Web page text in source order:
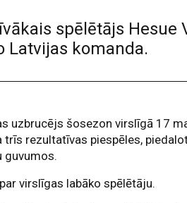
spēlētājs Hesue
Latvijas komanda.
uzbrucējs šosezon virslīgā 17
trīs rezultatīvas piespēles,
guvumos.
virslīgas labāko spēlētāju.